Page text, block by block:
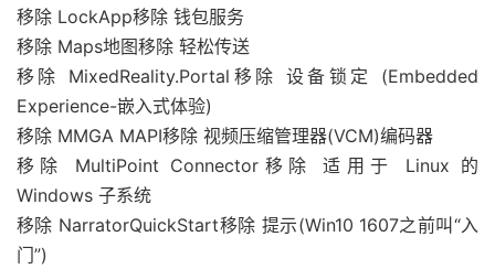
移除 LockApp移除 钱包服务
移除 Maps地图移除 轻松传送
移除 MixedReality.Portal移除 设备锁定 (Embedded
Experience-嵌入式体验)
移除 MMGA MAPI移除 视频压缩管理器(VCM)编码器
移除 MultiPoint Connector移除 适用于 Linux 的
Windows 子系统
移除 NarratorQuickStart移除 提示(Win10 1607之前叫“入
门”)